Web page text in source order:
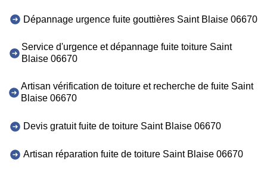
Dépannage urgence fuite gouttières Saint Blaise 06670
Service d'urgence et dépannage fuite toiture Saint
Blaise 06670
Artisan vérification de toiture et recherche de fuite Saint
Blaise 06670
Devis gratuit fuite de toiture Saint Blaise 06670
Artisan réparation fuite de toiture Saint Blaise 06670